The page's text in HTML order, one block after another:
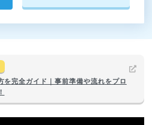
を完全ガイド｜事前準備や流れをプロ